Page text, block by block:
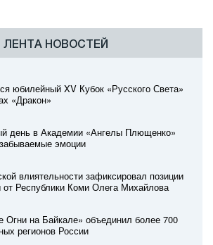
ЛЕНТА НОВОСТЕЙ
юбилейный XV Кубок «Русского Света»
«Дракон»
день в Академии «Ангелы Плющенко»
эмоции
влиятельности зафиксировал позиции
от Республики Коми Олега Михайлова
Огни на Байкале» объединил более 700
регионов России